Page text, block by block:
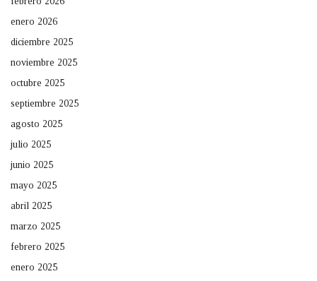
enero 2026
diciembre 2025
noviembre 2025
octubre 2025
septiembre 2025
agosto 2025
julio 2025
junio 2025
mayo 2025
abril 2025
marzo 2025
febrero 2025
enero 2025